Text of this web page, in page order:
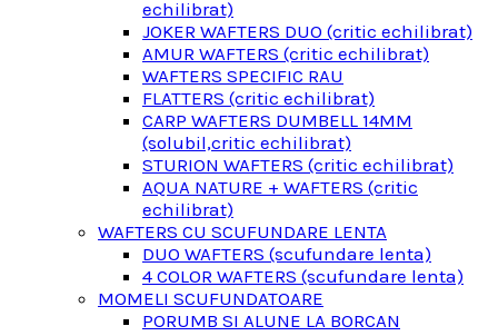
echilibrat)
JOKER WAFTERS DUO (critic echilibrat)
AMUR WAFTERS (critic echilibrat)
WAFTERS SPECIFIC RAU
FLATTERS (critic echilibrat)
CARP WAFTERS DUMBELL 14MM
(solubil,critic echilibrat)
STURION WAFTERS (critic echilibrat)
AQUA NATURE + WAFTERS (critic
echilibrat)
WAFTERS CU SCUFUNDARE LENTA
DUO WAFTERS (scufundare lenta)
4 COLOR WAFTERS (scufundare lenta)
MOMELI SCUFUNDATOARE
PORUMB SI ALUNE LA BORCAN